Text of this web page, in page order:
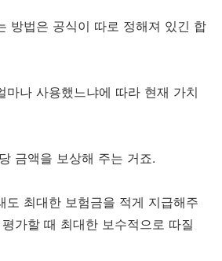
방법은 공식이 따로 정해져 있긴 합
마나 사용했느냐에 따라 현재 가치
금액을 보상해 주는 거죠.
도 최대한 보험금을 적게 지급해주
가할 때 최대한 보수적으로 따질